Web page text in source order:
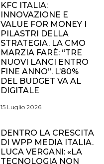
KFC ITALIA:
INNOVAZIONE E
VALUE FOR MONEY I
PILASTRI DELLA
STRATEGIA. LA CMO
MARZIA FARÈ: “TRE
NUOVI LANCI ENTRO
FINE ANNO”. L’80%
DEL BUDGET VA AL
DIGITALE
15 Luglio 2026
DENTRO LA CRESCITA
DI WPP MEDIA ITALIA.
LUCA VERGANI: «LA
TECNOLOGIA NON